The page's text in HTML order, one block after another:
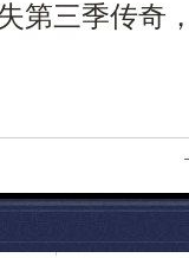
第三季传奇